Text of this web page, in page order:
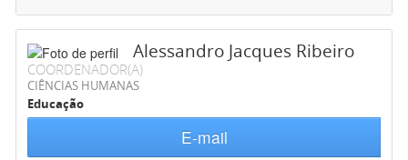
Alessandro Jacques Ribeiro
COORDENADOR(A)
CIÊNCIAS HUMANAS
Educação
E-mail